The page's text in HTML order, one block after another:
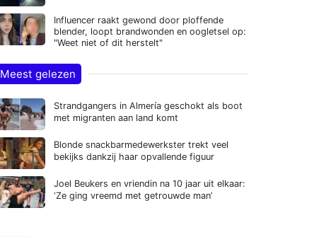
Influencer raakt gewond door ploffende
blender, loopt brandwonden en oogletsel op:
"Weet niet of dit herstelt"
Meest gelezen
Strandgangers in Almería geschokt als boot
met migranten aan land komt
Blonde snackbarmedewerkster trekt veel
bekijks dankzij haar opvallende figuur
Joel Beukers en vriendin na 10 jaar uit elkaar:
‘Ze ging vreemd met getrouwde man’